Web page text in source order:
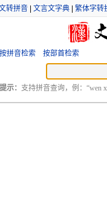
转拼音 文言文字典 繁体字转
按拼音检索 按部首检索
提示： 支持拼音查询，例：“wen